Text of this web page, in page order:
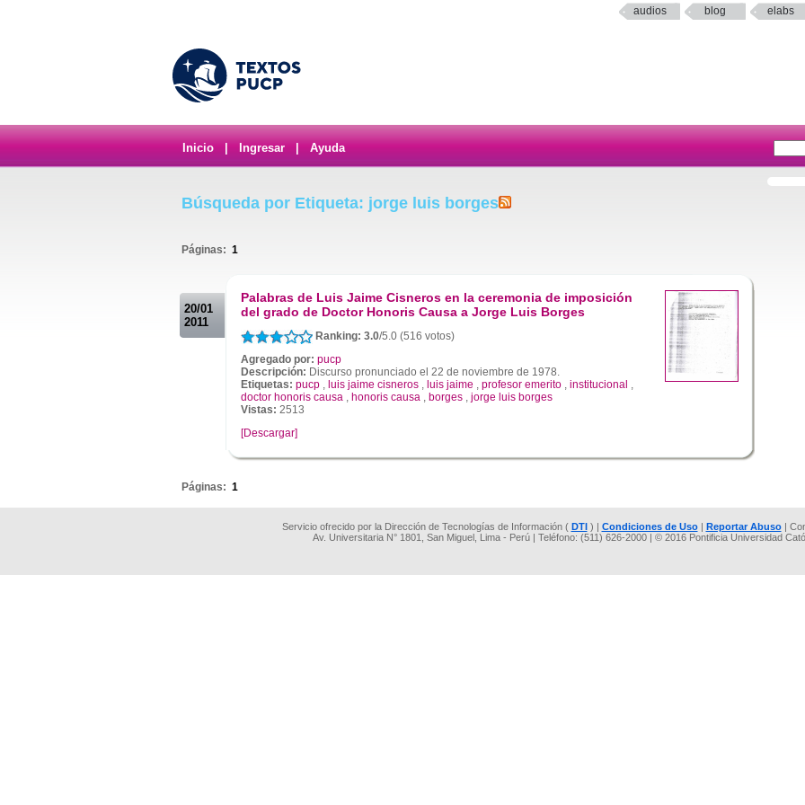
audios blog elabs
Inicio Ingresar Ayuda
Búsqueda por Etiqueta: jorge luis borges
Páginas: 1
20/01
2011
Palabras de Luis Jaime Cisneros en la ceremonia de imposición
del grado de Doctor Honoris Causa a Jorge Luis Borges
Ranking: 3.0/5.0 (516 votos)
Agregado por: pucp
Descripción: Discurso pronunciado el 22 de noviembre de 1978.
Etiquetas: pucp , luis jaime cisneros , luis jaime , profesor emerito , institucional ,
doctor honoris causa , honoris causa , borges , jorge luis borges
Vistas: 2513
[Descargar]
Páginas: 1
Servicio ofrecido por la Dirección de Tecnologías de Información ( DTI) | Condiciones de Uso| Reportar Abuso|
Av. Universitaria N° 1801, San Miguel, Lima - Perú | Teléfono: (511) 626-2000 | © 2016 Pontificia Universidad